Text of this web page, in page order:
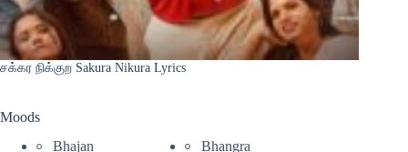
சக்கர நிக்குற Sakura Nikura Lyrics
Moods
Bhajan
Bhangra